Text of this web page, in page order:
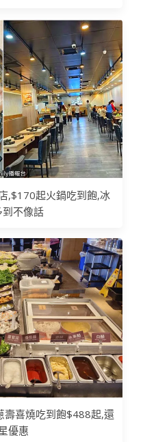
,$170起火鍋吃到飽,冰
到不像話
壽喜燒吃到飽$488起,還
優惠